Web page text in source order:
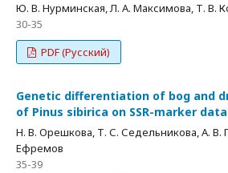
Ю. В. Нурминская, Л. А. Максимова, Т. В.
30-35
PDF (Русский)
Genetic differentiation of bog and
of Pinus sibirica on SSR-marker data
Н. В. Орешкова, Т. С. Седельникова, А. В.
Ефремов
35-39